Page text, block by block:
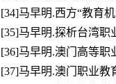
[34]马早明.西方“教育
[35]马早明.探析台湾职
[36]马早明.澳门高等职
[37]马早明.澳门职业教